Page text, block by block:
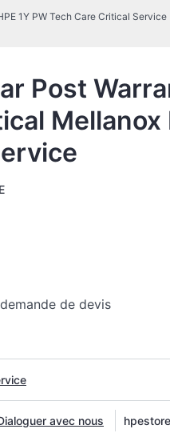
1Y PW Tech Care Critical Service
Post
Mellanox
de devis
avec nous